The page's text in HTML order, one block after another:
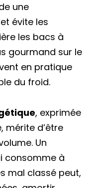
une
évite les
les bacs à
gourmand sur le
en pratique
du froid.
, exprimée
mérite d’être
Un
consomme à
mal classé peut,